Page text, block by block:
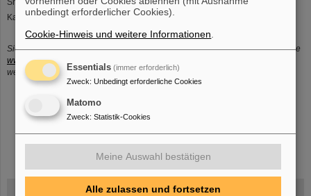
Snackautomat
Kaffeeautomat
Sie können diese sehr gefragte Webseite auch ganz einfach über die Adresse
www.gsi.de/kantine
wenn sie umgezogen sein sollte.
unbedingt erforderlicher Cookies).
Cookie-Hinweis und weitere Informationen
Essentials (immer erforderlich)
Zweck: Unbedingt erforderliche Cookies
Matomo
Zweck: Statistik-Cookies
Meine Auswahl bestätigen
Alle zulassen und fortsetzen